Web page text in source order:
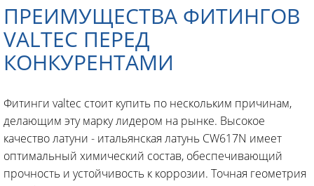
ПРЕИМУЩЕСТВА ФИТИНГОВ
VALTEC ПЕРЕД
КОНКУРЕНТАМИ
Фитинги valtec стоит купить по нескольким причинам,
делающим эту марку лидером на рынке. Высокое
качество латуни - итальянская латунь CW617N имеет
оптимальный химический состав, обеспечивающий
прочность и устойчивость к коррозии. Точная геометрия